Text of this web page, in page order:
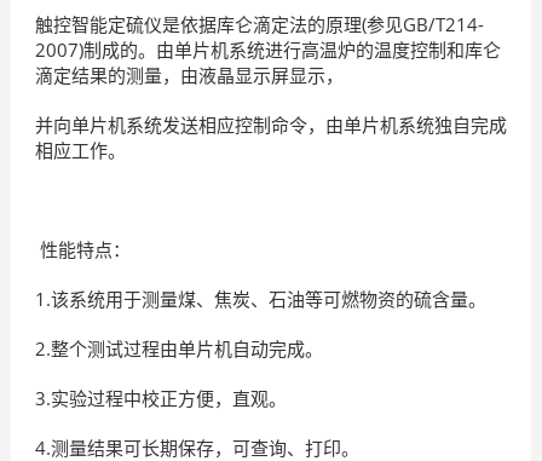
触控智能定硫仪是依据库仑滴定法的原理(参见GB/T214-
2007)制成的。由单片机系统进行高温炉的温度控制和库仑
滴定结果的测量，由液晶显示屏显示，
并向单片机系统发送相应控制命令，由单片机系统独自完成
相应工作。
性能特点：
1.该系统用于测量煤、焦炭、石油等可燃物资的硫含量。
2.整个测试过程由单片机自动完成。
3.实验过程中校正方便，直观。
4.测量结果可长期保存，可查询、打印。